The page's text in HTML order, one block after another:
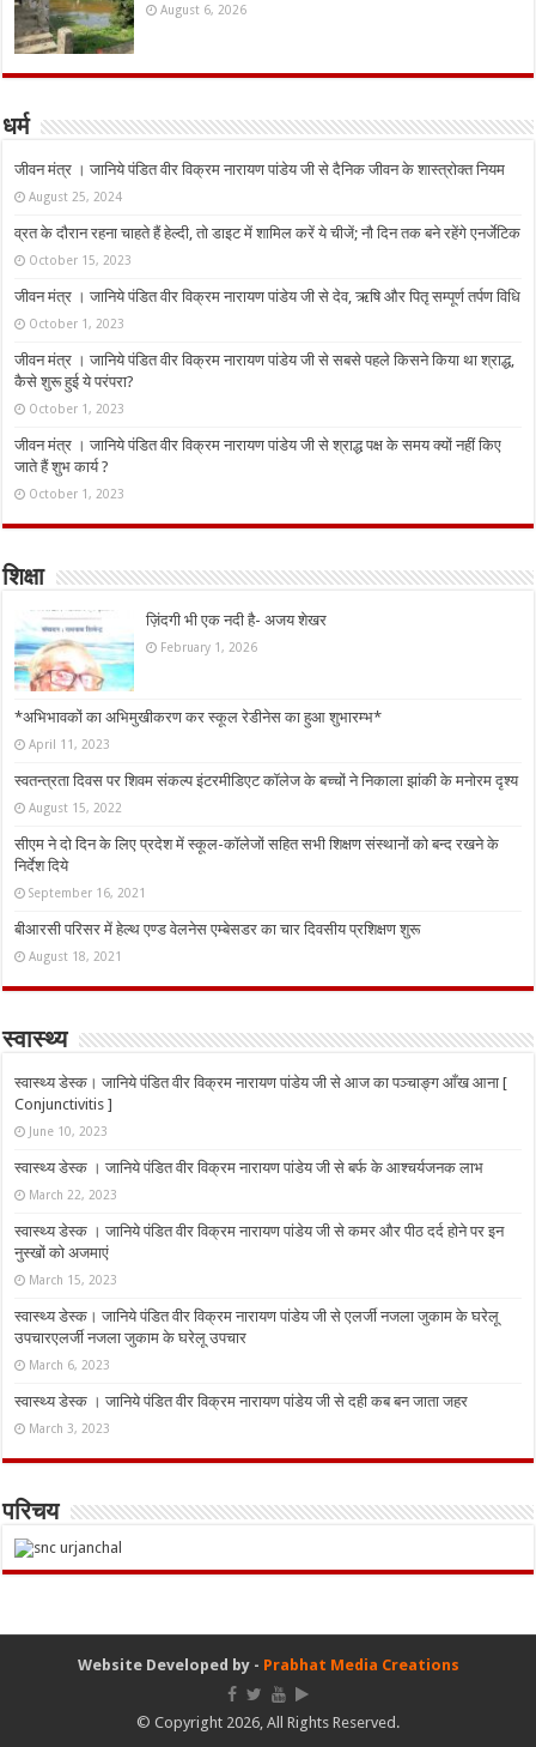
August 6, 2026
धर्म
जीवन मंत्र । जानिये पंडित वीर विक्रम नारायण पांडेय जी से दैनिक जीवन के शास्त्रोक्त नियम
August 25, 2024
व्रत के दौरान रहना चाहते हैं हेल्दी, तो डाइट में शामिल करें ये चीजें; नौ दिन तक बने रहेंगे एनर्जेटिक
October 15, 2023
जीवन मंत्र । जानिये पंडित वीर विक्रम नारायण पांडेय जी से देव, ऋषि और पितृ सम्पूर्ण तर्पण विधि
October 1, 2023
जीवन मंत्र । जानिये पंडित वीर विक्रम नारायण पांडेय जी से सबसे पहले किसने किया था श्राद्ध,
कैसे शुरू हुई ये परंपरा?
October 1, 2023
जीवन मंत्र । जानिये पंडित वीर विक्रम नारायण पांडेय जी से श्राद्ध पक्ष के समय क्यों नहीं किए
जाते हैं शुभ कार्य ?
October 1, 2023
शिक्षा
ज़िंदगी भी एक नदी है- अजय शेखर
February 1, 2026
*अभिभावकों का अभिमुखीकरण कर स्कूल रेडीनेस का हुआ शुभारम्भ*
April 11, 2023
स्वतन्त्रता दिवस पर शिवम संकल्प इंटरमीडिएट कॉलेज के बच्चों ने निकाला झांकी के मनोरम दृश्य
August 15, 2022
सीएम ने दो दिन के लिए प्रदेश में स्कूल-कॉलेजों सहित सभी शिक्षण संस्थानों को बन्द रखने के
निर्देश दिये
September 16, 2021
बीआरसी परिसर में हेल्थ एण्ड वेलनेस एम्बेसडर का चार दिवसीय प्रशिक्षण शुरू
August 18, 2021
स्वास्थ्य
स्वास्थ्य डेस्क। जानिये पंडित वीर विक्रम नारायण पांडेय जी से आज का पञ्चाङ्ग आँख आना [
Conjunctivitis ]
June 10, 2023
स्वास्थ्य डेस्क । जानिये पंडित वीर विक्रम नारायण पांडेय जी से बर्फ के आश्चर्यजनक लाभ
March 22, 2023
स्वास्थ्य डेस्क । जानिये पंडित वीर विक्रम नारायण पांडेय जी से कमर और पीठ दर्द होने पर इन
नुस्‍खों को अजमाएं
March 15, 2023
स्वास्थ्य डेस्क। जानिये पंडित वीर विक्रम नारायण पांडेय जी से एलर्जी नजला जुकाम के घरेलू
उपचारएलर्जी नजला जुकाम के घरेलू उपचार
March 6, 2023
स्वास्थ्य डेस्क । जानिये पंडित वीर विक्रम नारायण पांडेय जी से दही कब बन जाता जहर
March 3, 2023
परिचय
Website Developed by - Prabhat Media Creations
© Copyright 2026, All Rights Reserved.